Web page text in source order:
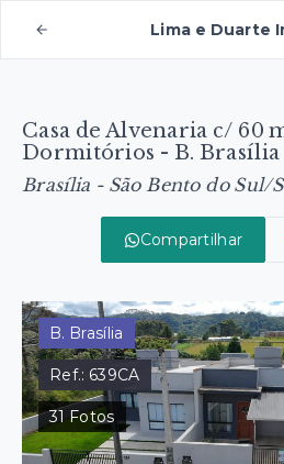
Lima e Duarte
Casa de Alvenaria c/ 60
Dormitórios - B. Brasília
Brasília - São Bento do Sul/
Compartilhar
B. Brasília
Ref.: 639CA
31Fotos